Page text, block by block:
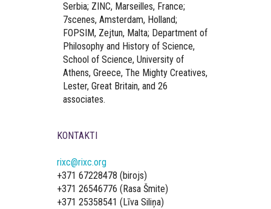
Serbia; ZINC, Marseilles, France;
7scenes, Amsterdam, Holland;
FOPSIM, Zejtun, Malta; Department of
Philosophy and History of Science,
School of Science, University of
Athens, Greece, The Mighty Creatives,
Lester, Great Britain, and 26
associates.
KONTAKTI
rixc@rixc.org
+371 67228478 (birojs)
+371 26546776 (Rasa Šmite)
+371 25358541 (Līva Siliņa)